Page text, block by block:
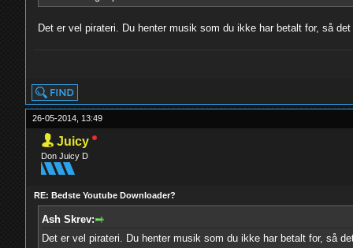
Det er vel pirateri. Du henter musik som du ikke har betalt for, så
26-05-2014, 13:49
Juicy
Don Juicy D
RE: Bedste Youtube Downloader?
Ash Skrev:
Det er vel pirateri. Du henter musik som du ikke har betalt for, så